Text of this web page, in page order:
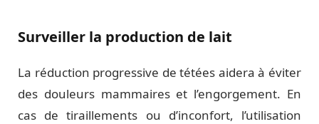
Surveiller la production de lait
La réduction progressive de tétées aidera à éviter
des douleurs mammaires et l’engorgement. En
cas de tiraillements ou d’inconfort, l’utilisation